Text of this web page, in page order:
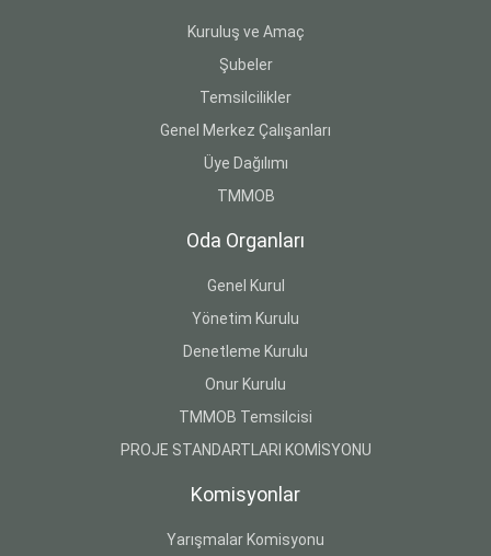
Kuruluş ve Amaç
Şubeler
Temsilcilikler
Genel Merkez Çalışanları
Üye Dağılımı
TMMOB
Oda Organları
Genel Kurul
Yönetim Kurulu
Denetleme Kurulu
Onur Kurulu
TMMOB Temsilcisi
PROJE STANDARTLARI KOMİSYONU
Komisyonlar
Yarışmalar Komisyonu